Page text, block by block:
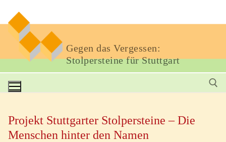
Gegen das Vergessen:
Stolpersteine für Stuttgart
Projekt Stuttgarter Stolpersteine – Die
Menschen hinter den Namen